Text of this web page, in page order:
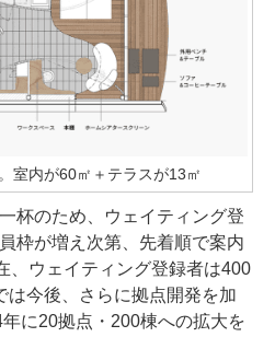
室内が60㎡＋テラスが13㎡
杯のため、ウェイティング登
枠が増え次第、先着順で案内
、ウェイティング登録者は400
は今後、さらに拠点開発を加
に20拠点・200棟への拡大を